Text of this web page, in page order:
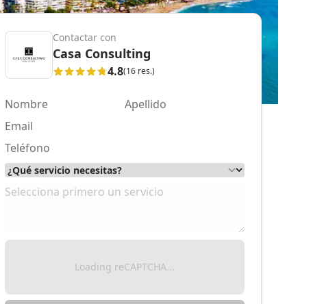
Contactar con
Casa Consulting
4.8(16 res.)
Loading reCAPTCHA...